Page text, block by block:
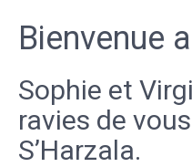
Bienvenue
Sophie et
ravies de
S’Harzala.